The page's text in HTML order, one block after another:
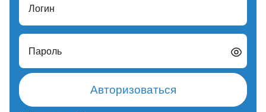
Логин
Пароль
Авторизоваться